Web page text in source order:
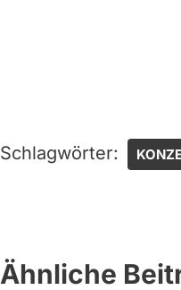
Schlagwörter:
Ähnliche